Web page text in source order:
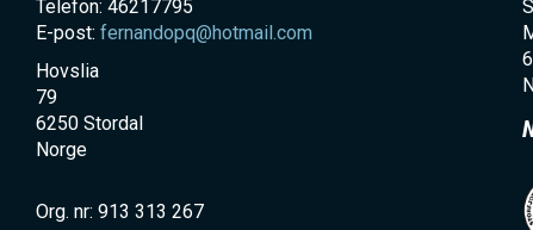
Telefon: 46217795
E-post: fernandopq@hotmail.com
Hovslia
79
6250 Stordal
Norge
Org. nr: 913 313 267